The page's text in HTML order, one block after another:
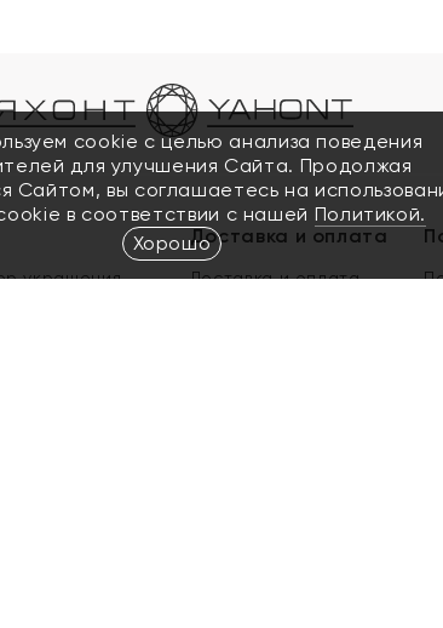
украшения
Доставка и оплата
Доставка и оплата
cookie с целью анализа поведения
для улучшения Сайта. Продолжая
Сайтом, вы соглашаетесь на
в соответствии с нашей Политикой.
Хорошо